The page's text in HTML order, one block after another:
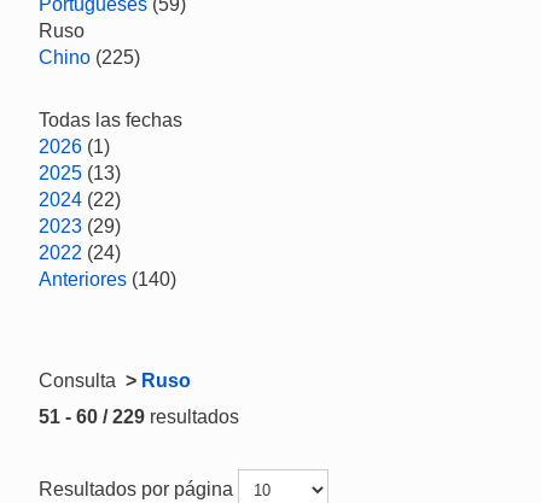
Portugueses (59)
Ruso
Chino (225)
Todas las fechas
2026 (1)
2025 (13)
2024 (22)
2023 (29)
2022 (24)
Anteriores (140)
Consulta > Ruso
51 - 60 / 229 resultados
Resultados por página